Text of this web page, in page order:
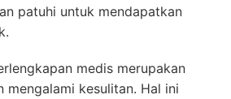
patuhi untuk mendapatkan
medis merupakan
mengalami kesulitan. Hal ini